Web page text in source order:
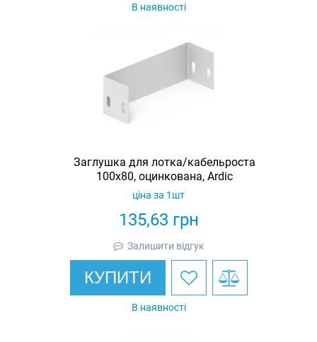
В наявності
Заглушка для лотка/кабельроста
100х80, оцинкована, Ardic
135,63 грн
ціна за 1шт
Залишити відгук
КУПИТИ
В наявності